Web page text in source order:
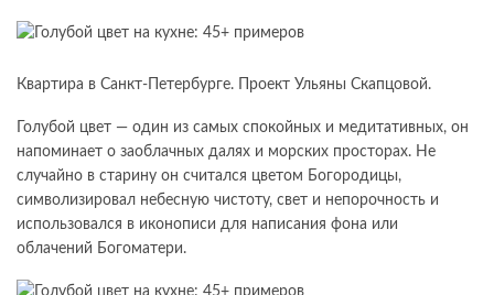
Квартира в Санкт-Петербурге. Проект Ульяны Скапцовой.
Голубой цвет — один из самых спокойных и медитативных, он
напоминает о заоблачных далях и морских просторах. Не
случайно в старину он считался цветом Богородицы,
символизировал небесную чистоту, свет и непорочность и
использовался в иконописи для написания фона или
облачений Богоматери.